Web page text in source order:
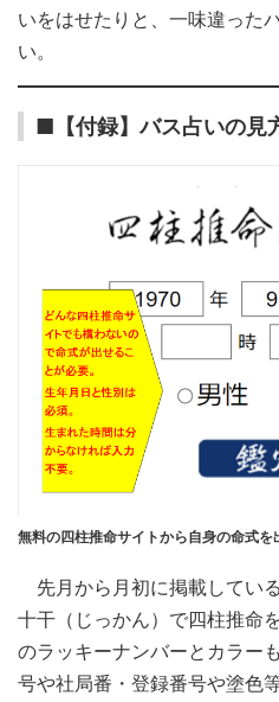
いをはせたりと、一味違った
い。
■【付録】バス占いの見
無料の四柱推命サイトから自身の命式を
先月から月初に掲載してい
十干（じっかん）で四柱推命
のラッキーナンバーとカラー
号や社局番・登録番号や塗色